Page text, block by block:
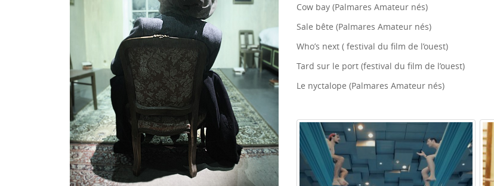
Cow bay (Palmares Amateur nés)
Sale bête (Palmares Amateur nés)
Who’s next ( festival du film de l’ouest)
Tard sur le port (festival du film de l’ouest)
Le nyctalope (Palmares Amateur nés)